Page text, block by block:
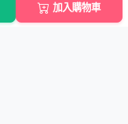
加入購物車